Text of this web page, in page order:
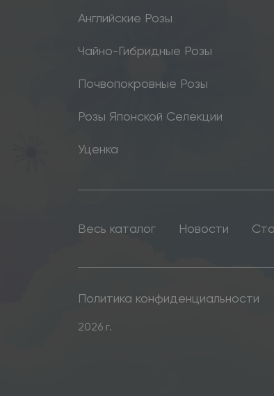
Английские Розы
Чайно-Гибридные Розы
Почвопокровные Розы
Розы Японской Селекции
Уценка
Весь каталог Новости
Политика конфиденциальности
2026 г.